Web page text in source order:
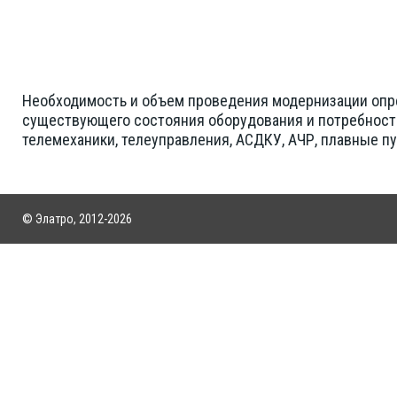
Необходимость и объем проведения модернизации
существующего состояния оборудования и
телемеханики, телеуправления, АСДКУ, АЧР, плавные
© Элатро, 2012-2026